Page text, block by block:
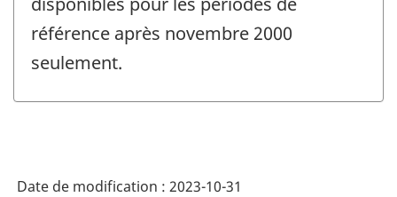
référence après novembre 2000
seulement.
Date de modification : 2023-10-31